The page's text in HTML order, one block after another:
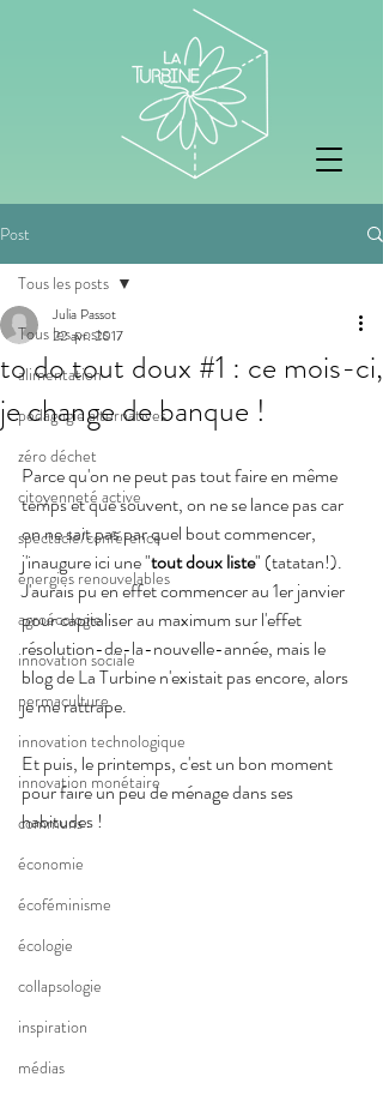
Post
Tous les posts
alimentation
pedagogie alternatives
zéro déchet
citoyenneté active
spectacle/conférence
énergies renouvelables
agroécologie
innovation sociale
permaculture
innovation technologique
innovation monétaire
communs
économie
écoféminisme
écologie
collapsologie
inspiration
médias
Tous les posts
to do tout doux #1 : ce mois-ci,
je change de banque !
Julia Passot
22 avr. 2017
Parce qu'on ne peut pas tout faire en même
temps et que souvent, on ne se lance pas car
on ne sait pas par quel bout commencer,
j'inaugure ici une "tout doux liste"​ (tatatan!).
J'aurais pu en effet commencer au 1er janvier
pour capitaliser au maximum sur l'effet
résolution-de-la-nouvelle-année, mais le
blog de La Turbine n'existait pas encore, alors
je me rattrape.
Et puis, le printemps, c'est un bon moment
pour faire un peu de ménage dans ses
habitudes !